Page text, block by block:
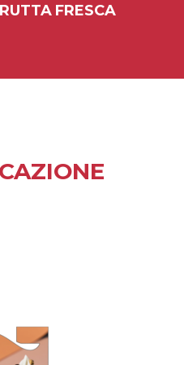
FRESCA